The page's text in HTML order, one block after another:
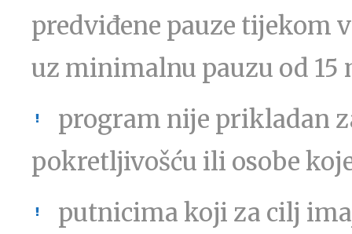
predviđene pauze tijekom
uz minimalnu pauzu od 15
program nije prikladan
pokretljivošću ili osobe
putnicima koji za cilj